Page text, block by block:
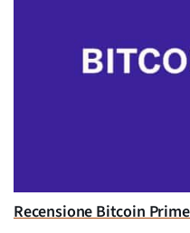
Recensione Bitcoin